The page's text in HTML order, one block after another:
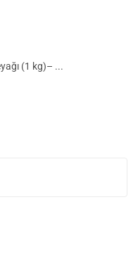
(1 kg)– ...